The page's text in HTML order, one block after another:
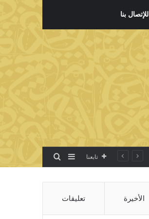
للإتصال بنا
تابعنا إضافة عمود جانبي
بحث عن
الأخيرة تعليقات